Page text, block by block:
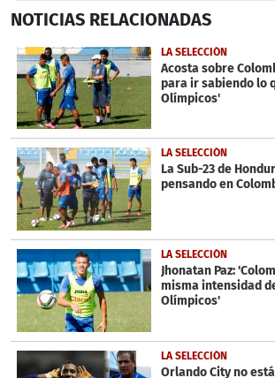
seconds
1
minute,
2
seconds
NOTICIAS RELACIONADAS
LA SELECCIÓN
Acosta sobre
para ir sabiendo lo
Olímpicos'
LA SELECCIÓN
La Sub-23 de
pensando en
LA SELECCIÓN
Jhonatan Paz:
misma intensidad
Olímpicos'
LA SELECCIÓN
Orlando City no